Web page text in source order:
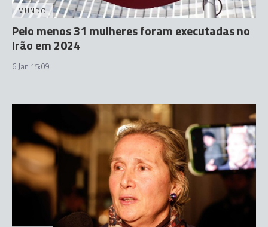
MUNDO
Pelo menos 31 mulheres foram executadas no
Irão em 2024
6 Jan 15:09